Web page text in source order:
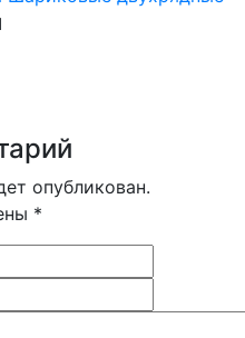
опубликован.
*